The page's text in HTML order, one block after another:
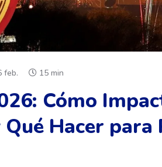
feb. 15 min
Cómo
Hacer